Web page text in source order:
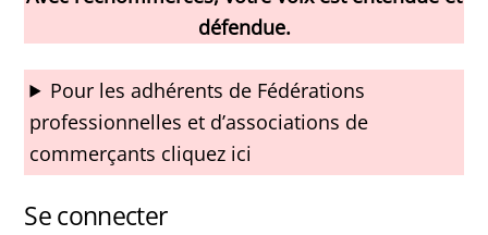
défendue.
Pour les adhérents de Fédérations
professionnelles et d’associations de
commerçants cliquez ici
Se connecter